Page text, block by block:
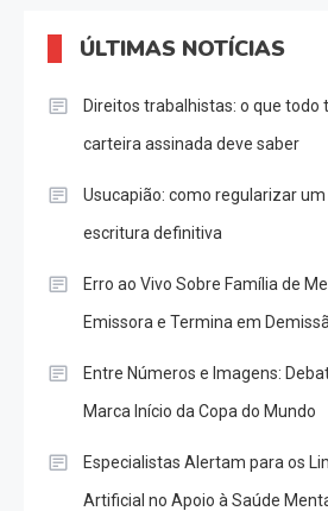
ÚLTIMAS NOTÍCIAS
Direitos trabalhistas: o que todo
carteira assinada deve saber
Usucapião: como regularizar
escritura definitiva
Erro ao Vivo Sobre Família de
Emissora e Termina em
Entre Números e Imagens:
Marca Início da Copa do Mundo
Especialistas Alertam para os
Artificial no Apoio à Saúde